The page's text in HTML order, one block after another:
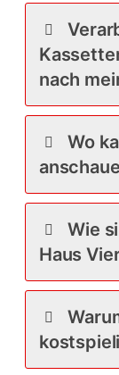
nach
Wo
Wie
Haus